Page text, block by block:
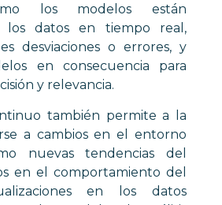
los modelos están
los datos en tiempo real,
desviaciones o errores, y
en consecuencia para
y relevancia.
también permite a la
a cambios en el entorno
nuevas tendencias del
en el comportamiento del
en los datos